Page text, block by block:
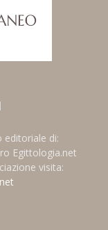
di:
Egittologia.net
visita: